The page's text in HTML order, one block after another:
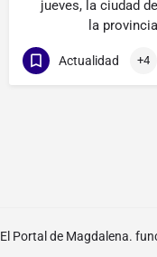
jueves, la ciudad
la
Actualidad +4
El Portal de Magdalena.